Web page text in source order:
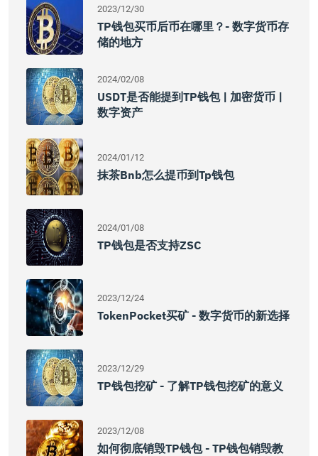
2023/12/30
TP钱包买币后币在哪里？- 数字货币存
储的地方
2024/02/08
USDT是否能提到TP钱包 | 加密货币 |
数字资产
2024/01/12
抹茶bnb怎么提币到tp钱包
2024/01/08
TP钱包是否支持ZSC
2023/12/24
TokenPocket买矿 - 数字货币的新选择
2023/12/29
TP钱包挖矿 - 了解TP钱包挖矿的意义
2023/12/08
如何彻底销毁TP钱包 - TP钱包销毁教